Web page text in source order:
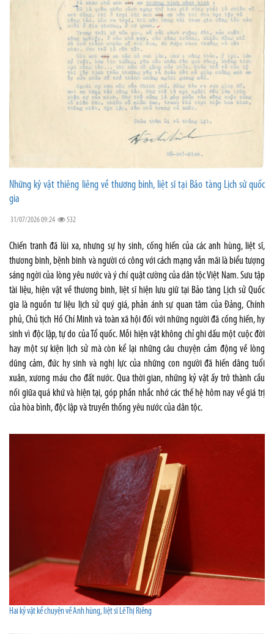
Những kỷ vật thiêng liêng về thương binh, liệt sĩ tại Bảo tàng Lịch sử quốc
gia
31/07/2026 09:24 532
Chiến tranh đã lùi xa, nhưng sự hy sinh, cống hiến của các anh hùng, liệt sĩ,
thương binh, bệnh binh và người có công với cách mạng vẫn mãi là biểu tượng
sáng ngời của lòng yêu nước và ý chí quật cường của dân tộc Việt Nam. Sưu tập
tài liệu, hiện vật về thương binh, liệt sĩ hiện lưu giữ tại Bảo tàng Lịch sử Quốc
gia là nguồn tư liệu lịch sử quý giá, phản ánh sự quan tâm của Đảng, Chính
phủ, Chủ tịch Hồ Chí Minh và toàn xã hội đối với những người đã cống hiến, hy
sinh vì độc lập, tự do của Tổ quốc. Mỗi hiện vật không chỉ ghi dấu một cuộc đời
hay một sự kiện lịch sử mà còn kể lại những câu chuyện cảm động về lòng
dũng cảm, đức hy sinh và nghị lực của những con người đã hiến dâng tuổi
xuân, xương máu cho đất nước. Qua thời gian, những kỷ vật ấy trở thành cầu
nối giữa quá khứ và hiện tại, góp phần nhắc nhớ các thế hệ hôm nay về giá trị
của hòa bình, độc lập và truyền thống yêu nước của dân tộc.
Hai kỷ vật kể chuyện về Anh hùng, liệt sĩ Lê Thị Riêng